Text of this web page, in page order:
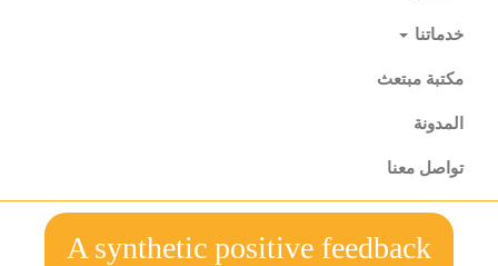
خدماتنا
مكتبة مبتعث
المدونة
تواصل معنا
A synthetic positive feedback